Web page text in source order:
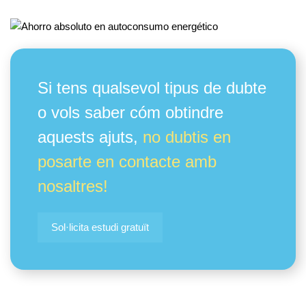
Si tens qualsevol tipus de dubte
o vols saber cóm obtindre
aquests ajuts, no dubtis en
posarte en contacte amb
nosaltres!
Sol·licita estudi gratuït